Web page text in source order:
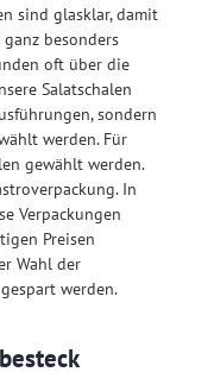
sind glasklar, damit
besonders
oft über die
Salatschalen
sondern
werden. Für
gewählt werden.
In
Verpackungen
Preisen
Wahl der
werden.